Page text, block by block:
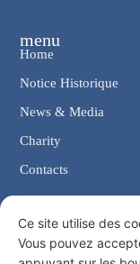
menu
Home
Notice Historique
News & Media
Charity
Contacts
Contacts
Chancellerie: Via
Ce site utilise des
Vous pouvez